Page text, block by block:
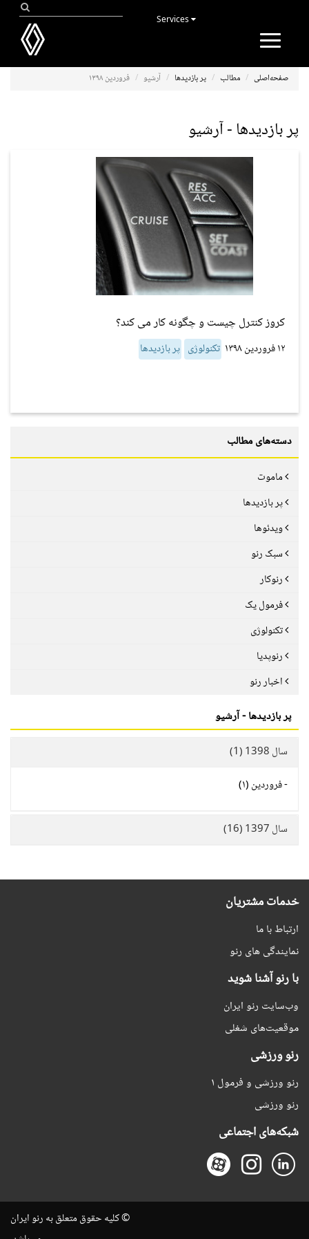
Toggle
صفحه‌اصلی مطالب پر بازدیدها آرشیو فروردین ۱۳۹۸
پر بازدیدها - آرشیو
کروز کنترل چیست و چگونه کار می کند؟
۱۲ فروردین ۱۳۹۸ تکنولوژی پر بازدیدها
دسته‌های مطالب
ماموت
پر بازدیدها
ویدئوها
سبک رنو
رنوکار
فرمول یک
تکنولوژی
رنوپدیا
اخبار رنو
پر بازدیدها - آرشیو
سال 1398 (1)
-فروردین (۱)
سال 1397 (16)
خدمات مشتریان
ارتباط با ما
نمایندگی های رنو
با رنو آشنا شوید
وب‌سایت رنو ایران
موقعیت‌های شغلی
رنو ورزشی
رنو ورزشی و فرمول ۱
رنو ورزشی
شبکه‌های اجتماعی
© کلیه حقوق متعلق به رنو ایران